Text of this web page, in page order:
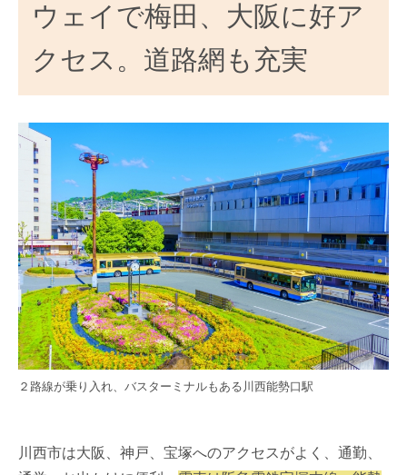
ウェイで梅田、大阪に好ア
クセス。道路網も充実
２路線が乗り入れ、バスターミナルもある川西能勢口駅
川西市は大阪、神戸、宝塚へのアクセスがよく、通勤、